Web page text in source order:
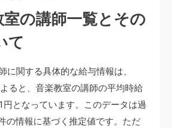
室の講師一覧とその
て
に関する具体的な給与情報は、
ると、音楽教室の講師の平均時給
円となっています。このデータは過
の情報に基づく推定値です。ただ